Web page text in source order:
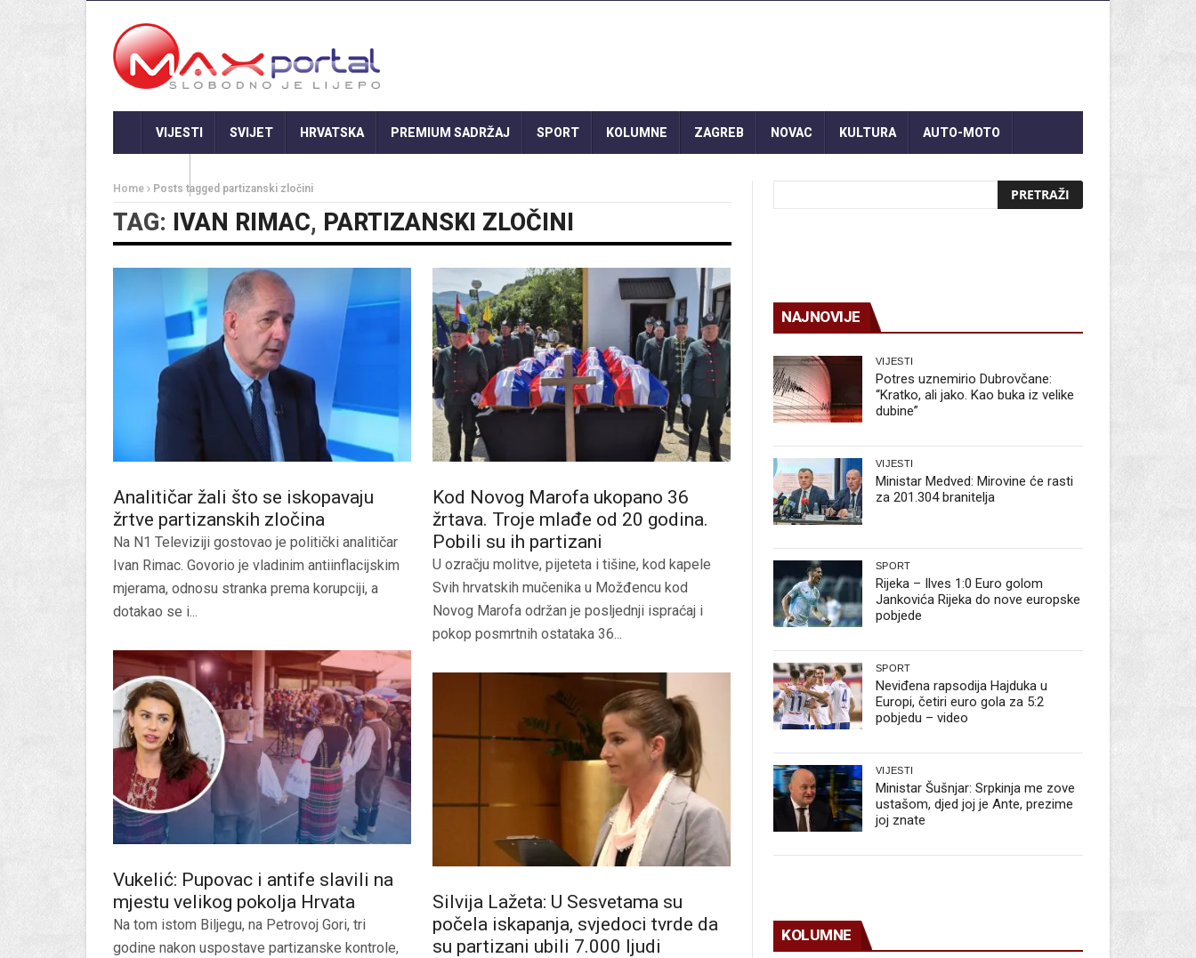
VIJESTI SVIJET HRVATSKA PREMIUM SADRŽAJ SPORT KOLUMNE ZAGREB NOVAC KULTURA AUTO-MOTO
Home Posts tagged partizanski zločini
TAG: IVAN RIMAC, PARTIZANSKI ZLOČINI
Analitičar žali što se iskopavaju
žrtve partizanskih zločina
Na N1 Televiziji gostovao je politički analitičar
Ivan Rimac. Govorio je vladinim antiinflacijskim
mjerama, odnosu stranka prema korupciji, a
dotakao se i...
Kod Novog Marofa ukopano 36
žrtava. Troje mlađe od 20 godina.
Pobili su ih partizani
U ozračju molitve, pijeteta i tišine, kod kapele
Svih hrvatskih mučenika u Možđencu kod
Novog Marofa održan je posljednji ispraćaj i
pokop posmrtnih ostataka 36...
Vukelić: Pupovac i antife slavili na
mjestu velikog pokolja Hrvata
Na tom istom Biljegu, na Petrovoj Gori, tri
godine nakon uspostave partizanske kontrole,
Silvija Lažeta: U Sesvetama su
počela iskapanja, svjedoci tvrde da
su partizani ubili 7.000 ljudi
NAJNOVIJE
VIJESTI
Potres uznemirio Dubrovčane:
“Kratko, ali jako. Kao buka iz velike
dubine”
VIJESTI
Ministar Medved: Mirovine će rasti
za 201.304 branitelja
SPORT
Rijeka – Ilves 1:0 Euro golom
Jankovića Rijeka do nove europske
pobjede
SPORT
Neviđena rapsodija Hajduka u
Europi, četiri euro gola za 5:2
pobjedu – video
VIJESTI
Ministar Šušnjar: Srpkinja me zove
ustašom, djed joj je Ante, prezime
joj znate
KOLUMNE